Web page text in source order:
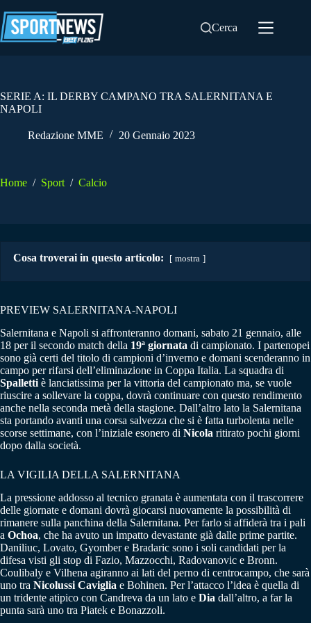
al
contenuto
Cerca
SERIE A: IL DERBY CAMPANO TRA SALERNITANA E
NAPOLI
Redazione MME 20 Gennaio 2023
Home / Sport / Calcio
Cosa troverai in questo articolo: mostra
PREVIEW SALERNITANA-NAPOLI
Salernitana e Napoli si affronteranno domani, sabato 21 gennaio, alle
18 per il secondo match della 19ª giornata di campionato. I partenopei
sono già certi del titolo di campioni d’inverno e domani scenderanno in
campo per rifarsi dell’eliminazione in Coppa Italia. La squadra di
Spalletti è lanciatissima per la vittoria del campionato ma, se vuole
riuscire a sollevare la coppa, dovrà continuare con questo rendimento
anche nella seconda metà della stagione. Dall’altro lato la Salernitana
sta portando avanti una corsa salvezza che si è fatta turbolenta nelle
scorse settimane, con l’iniziale esonero di Nicola ritirato pochi giorni
dopo dalla società.
LA VIGILIA DELLA SALERNITANA
La pressione addosso al tecnico granata è aumentata con il trascorrere
delle giornate e domani dovrà giocarsi nuovamente la possibilità di
rimanere sulla panchina della Salernitana. Per farlo si affiderà tra i pali
a Ochoa, che ha avuto un impatto devastante già dalle prime partite.
Daniliuc, Lovato, Gyomber e Bradaric sono i soli candidati per la
difesa visti gli stop di Fazio, Mazzocchi, Radovanovic e Bronn.
Coulibaly e Vilhena agiranno ai lati del perno di centrocampo, che sarà
uno tra Nicolussi Caviglia e Bohinen. Per l’attacco l’idea è quella di
un tridente atipico con Candreva da un lato e Dia dall’altro, a far la
punta sarà uno tra Piatek e Bonazzoli.